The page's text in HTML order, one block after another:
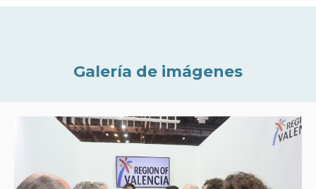
Galería de imágenes